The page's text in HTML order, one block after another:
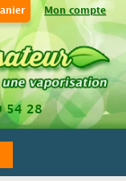
Mon compte
54 28